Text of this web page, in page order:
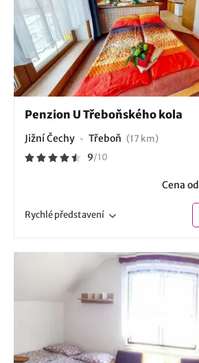
Penzion U Třeboňského kola
Jižní Čechy Třeboň (17 km)
9/10
Cena od
Rychlépředstavení